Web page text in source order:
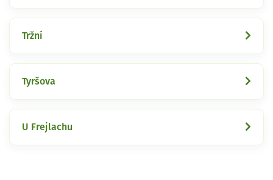
Tržní
Tyršova
U Frejlachu